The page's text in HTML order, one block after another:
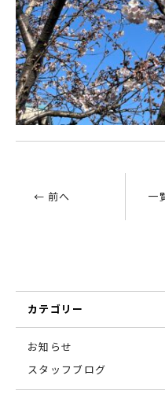
← 前へ 一
カテゴリー
お知らせ
スタッフブログ